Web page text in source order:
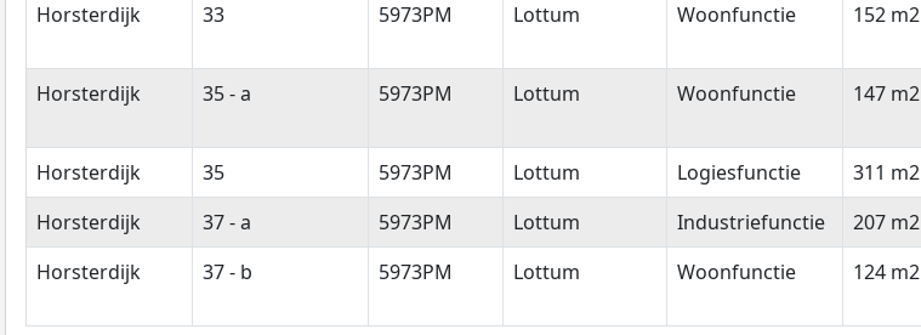
Horsterdijk 33 5973PM Lottum Woonfunctie 152 m2
Horsterdijk 35 - a 5973PM Lottum Woonfunctie 147 m2
Horsterdijk 35 5973PM Lottum Logiesfunctie 311 m2
Horsterdijk
37 - a 5973PM Lottum Industriefunctie 207 m2
Horsterdijk
37 - b 5973PM Lottum Woonfunctie 124 m2